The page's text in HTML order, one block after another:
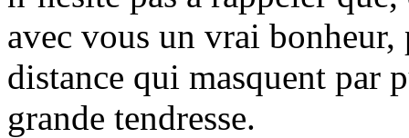
avec vous un vrai
distance qui masquent par
grande tendresse.